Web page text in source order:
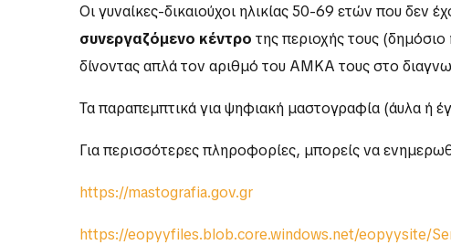
Οι γυναίκες-δικαιούχοι ηλικίας 50-69 ετών που δεν
συνεργαζόμενο κέντρο της περιοχής τους
δίνοντας απλά τον αριθμό του ΑΜΚΑ τους στο
Τα παραπεμπτικά για ψηφιακή μαστογραφία (άυλα ή
Για περισσότερες πληροφορίες, μπορείς να
https://mastografia.gov.gr
https://eopyyfiles.blob.core.windows.net/eopyysite/